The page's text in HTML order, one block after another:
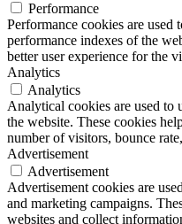
Performance
Performance cookies are used
performance indexes of the
better user experience for the
Analytics
Analytics
Analytical cookies are used to
the website. These cookies
number of visitors, bounce
Advertisement
Advertisement
Advertisement cookies are
and marketing campaigns.
websites and collect